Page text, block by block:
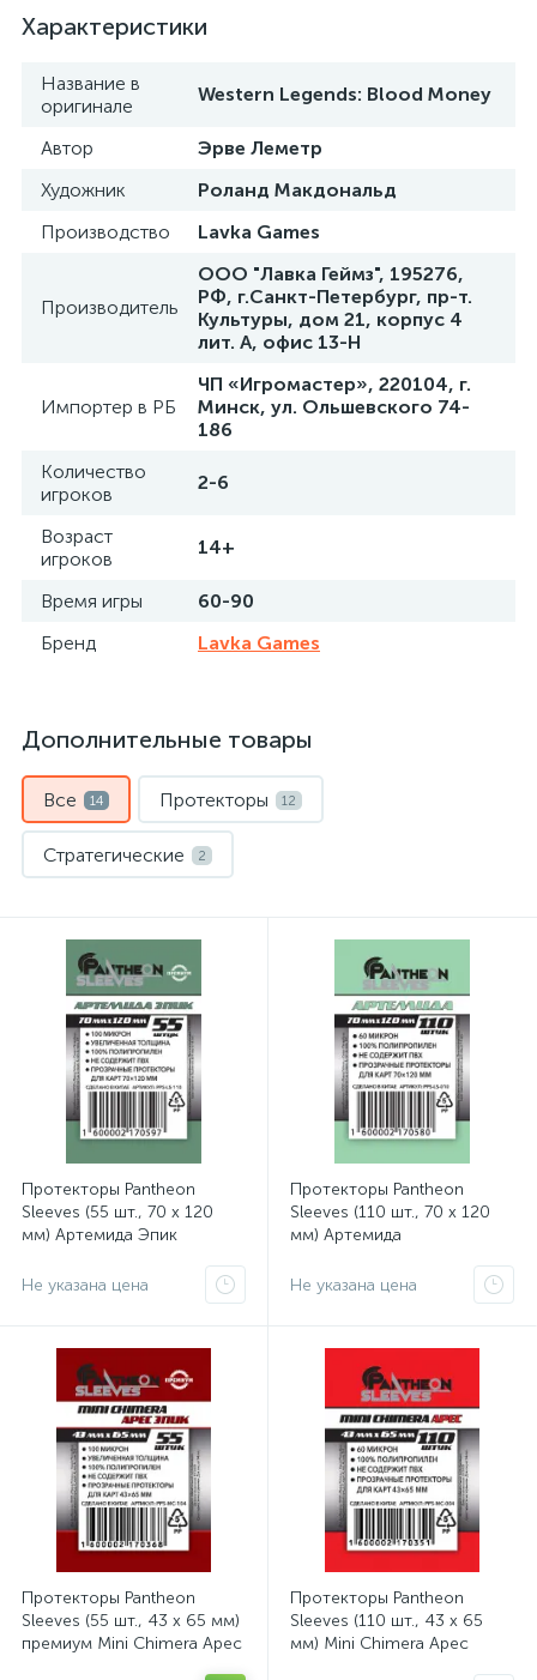
Характеристики
Название в
оригинале
Western Legends: Blood Money
Автор
Эрве Леметр
Художник
Роланд Макдональд
Производство
Lavka Games
Производитель
ООО "Лавка Геймз", 195276,
РФ, г.Санкт-Петербург, пр-т.
Культуры, дом 21, корпус 4
лит. А, офис 13-Н
Импортер в РБ
ЧП «Игромастер», 220104, г.
Минск, ул. Ольшевского 74-
186
Количество
игроков
2-6
Возраст
игроков
14+
Время игры
60-90
Бренд
Lavka Games
Дополнительные товары
Все 14 Протекторы 12
Стратегические 2
Протекторы Pantheon
Sleeves (55 шт., 70 x 120
мм) Артемида Эпик
Не указана цена
Протекторы Pantheon
Sleeves (110 шт., 70 x 120
мм) Артемида
Не указана цена
Протекторы Pantheon
Sleeves (55 шт., 43 x 65 мм)
премиум Mini Chimera Арес
Протекторы Pantheon
Sleeves (110 шт., 43 x 65
мм) Mini Chimera Арес